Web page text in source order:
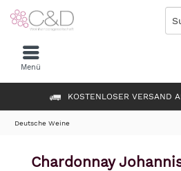
KOSTENLOSER VERSAND
Menü
Deutsche Weine
Chardonnay